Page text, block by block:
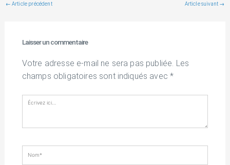
← Article précédent Article suivant →
Laisser un commentaire
Votre adresse e-mail ne sera pas publiée. Les
champs obligatoires sont indiqués avec*
Écrivez
Nom*